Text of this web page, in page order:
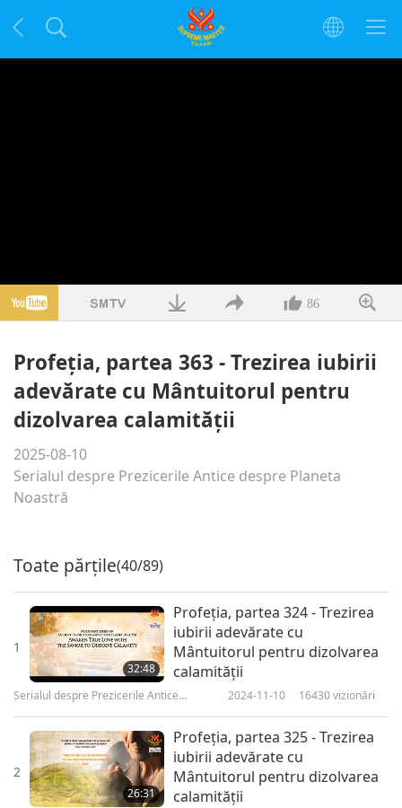
86
Profeţia, partea 363 - Trezirea iubirii
adevărate cu Mântuitorul pentru
dizolvarea calamităţii
2025-08-10
Serialul despre Prezicerile Antice despre Planeta
Noastră
Toate părțile(40/89)
1
32:48
Profeţia, partea 324 - Trezirea
iubirii adevărate cu
Mântuitorul pentru dizolvarea
calamităţii
Serialul despre Prezicerile Antice
2024-11-10 16430vizionări
2
26:31
Profeţia, partea 325 - Trezirea
iubirii adevărate cu
Mântuitorul pentru dizolvarea
calamităţii